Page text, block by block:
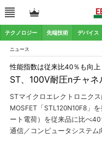
テクノロジー 先端技術 デバイス
ニュース
ST、100V耐圧nチャ
性能指数は従来比40％も向上
STマイクロエレクトロニク
MOSFET「STL120N10F8」
ート電荷）を従来品に比べ
通信／コンピュータシステム